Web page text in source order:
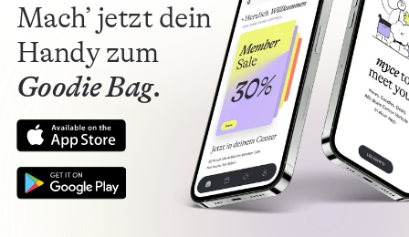
Mach’ jetzt dein
Handy zum
Goodie Bag.